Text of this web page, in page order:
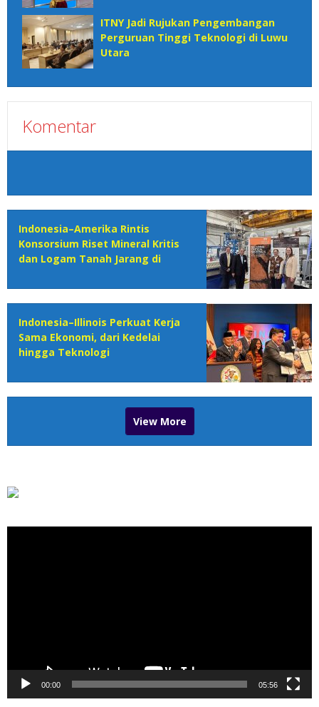
ITNY Jadi Rujukan Pengembangan
Perguruan Tinggi Teknologi di Luwu
Utara
Komentar
Indonesia–Amerika Rintis
Konsorsium Riset Mineral Kritis
dan Logam Tanah Jarang di
Indonesia–Illinois Perkuat Kerja
Sama Ekonomi, dari Kedelai
hingga Teknologi
View More
00:00 05:56